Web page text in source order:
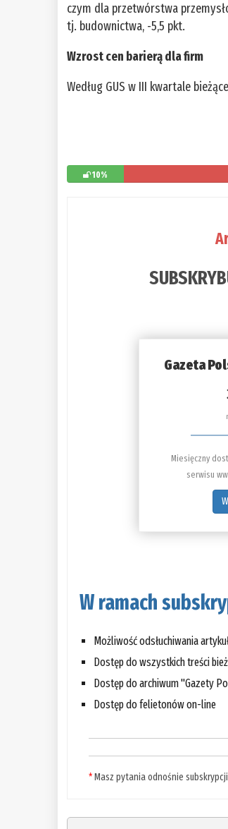
czym dla przetwórstwa
tj. budownictwa, -5,5 pkt.
Wzrost cen barierą dla firm
Według GUS w III kwartale
10%
Gazeta
Miesięczny
serwisu
W ramach
Możliwość odsłuchiwania
Dostęp do wszystkich treści
Dostęp do archiwum "Gazety
Dostęp do felietonów on-line
*Masz pytania odnośnie